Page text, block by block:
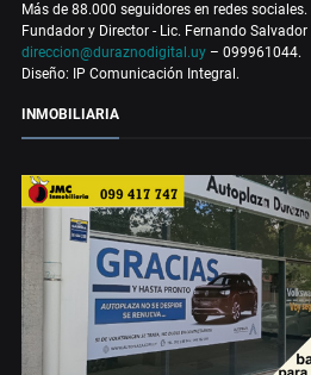
Más de 88.000 seguidores en redes sociales.
Fundador y Director - Lic. Fernando
direccion@duraznodigital.uy – 099961044.
Diseño: IP Comunicación Integral.
INMOBILIARIA